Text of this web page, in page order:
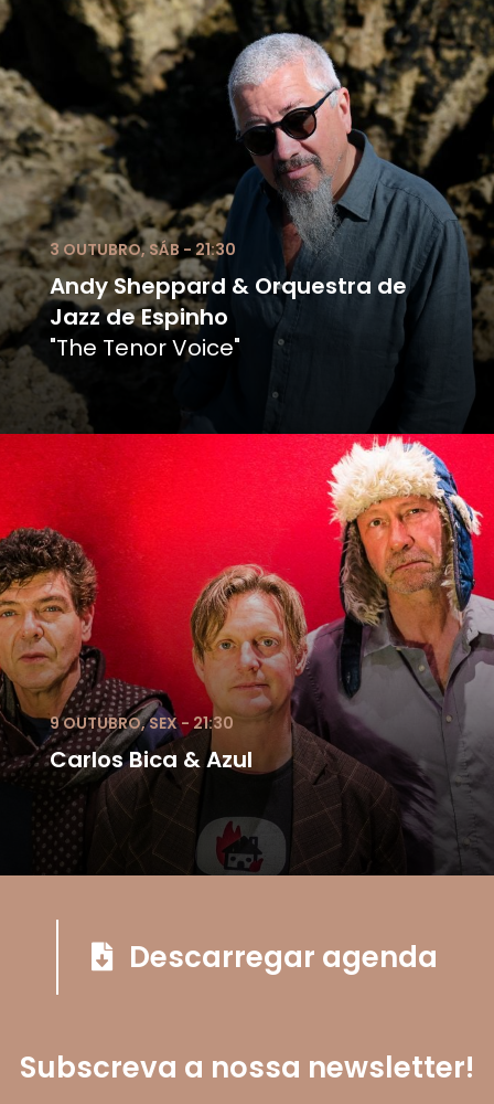
3 OUTUBRO, SÁB - 21:30
Andy Sheppard & Orquestra de
Jazz de Espinho
"The Tenor Voice"
9 OUTUBRO, SEX - 21:30
Carlos Bica & Azul
Subscreva a nossa newsletter!
Descarregar agenda